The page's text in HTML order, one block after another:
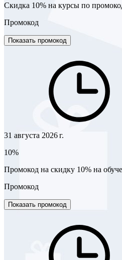
Скидка 10% на курсы по
Промокод
Показать промокод
31 августа 2026 г.
10%
Промокод на скидку 10% на
Промокод
Показать промокод